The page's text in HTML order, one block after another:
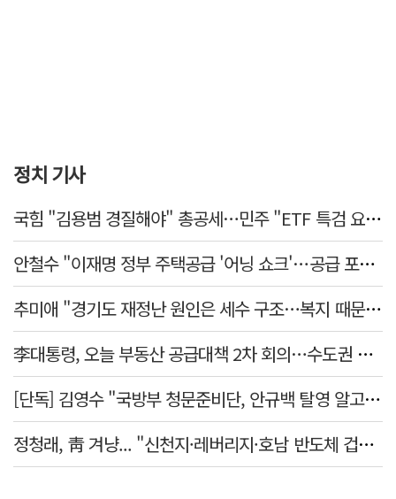
정치 기사
국힘 "김용범 경질해야" 총공세…민주 "ETF 특검 요구는 마타도어"
안철수 "이재명 정부 주택공급 '어닝 쇼크'…공급 포기한 대통령"
추미애 "경기도 재정난 원인은 세수 구조…복지 때문 아냐"
李대통령, 오늘 부동산 공급대책 2차 회의…수도권 공급안 논의
[단독] 김영수 "국방부 청문준비단, 안규백 탈영 알고있었다"
정청래, 靑 겨냥... "신천지·레버리지·호남 반도체 겁박 사과하라"